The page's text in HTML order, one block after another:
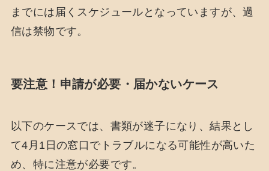
までには届くスケジュールとなっていますが、過
信は禁物です。
要注意！申請が必要・届かないケース
以下のケースでは、書類が迷子になり、結果とし
て4月1日の窓口でトラブルになる可能性が高いた
め、特に注意が必要です。